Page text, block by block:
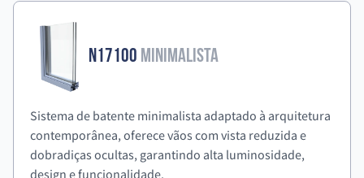
N17100 Minimalista
Sistema de batente minimalista adaptado à arquitetura
contemporânea, oferece vãos com vista reduzida e
dobradiças ocultas, garantindo alta luminosidade,
design e funcionalidade.